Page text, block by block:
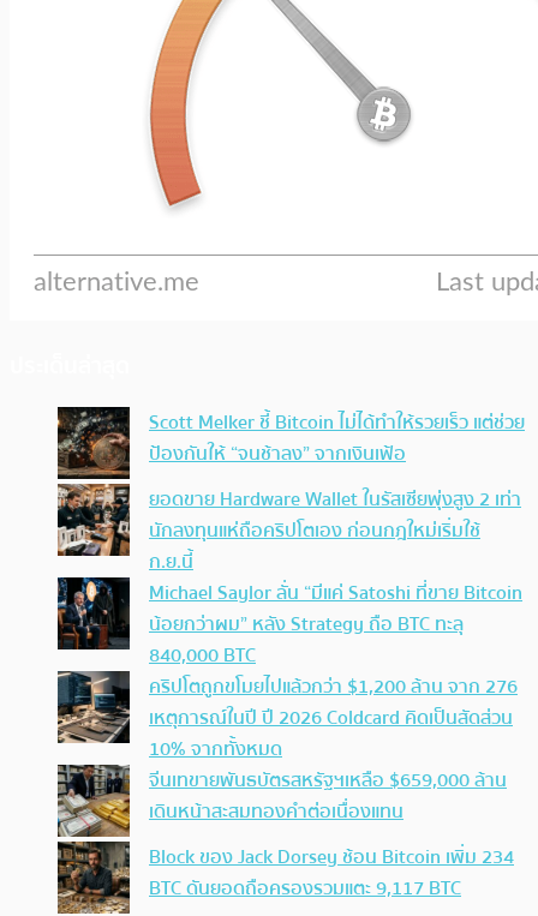
Scott Melker ชี้ Bitcoin ไม่ได้ทำให้รวยเร็ว แต่ช่วย
ป้องกันให้ “จนช้าลง” จากเงินเฟ้อ
ยอดขาย Hardware Wallet ในรัสเซียพุ่งสูง 2 เท่า
นักลงทุนแห่ถือคริปโตเอง ก่อนกฎใหม่เริ่มใช้
ก.ย.นี้
Michael Saylor ลั่น “มีแค่ Satoshi ที่ขาย Bitcoin
น้อยกว่าผม” หลัง Strategy ถือ BTC ทะลุ
840,000 BTC
คริปโตถูกขโมยไปแล้วกว่า $1,200 ล้าน จาก 276
เหตุการณ์ในปี ปี 2026 Coldcard คิดเป็นสัดส่วน
10% จากทั้งหมด
จีนเทขายพันธบัตรสหรัฐฯเหลือ $659,000 ล้าน
เดินหน้าสะสมทองคำต่อเนื่องแทน
Block ของ Jack Dorsey ช้อน Bitcoin เพิ่ม 234
BTC ดันยอดถือครองรวมแตะ 9,117 BTC